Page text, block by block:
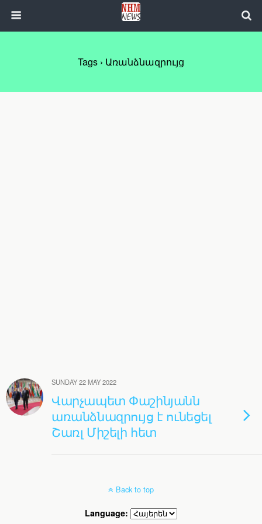
Tags › Առանձնազրույց
SUNDAY 22 MAY 2022
Վարչապետ Փաշինյանն
առանձնազրույց է ունեցել
Շառլ Միշելի հետ
Back to top
Language: